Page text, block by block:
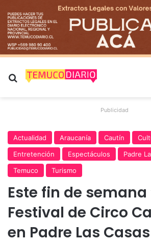
Buscar por
Publicidad
Actualidad Araucanía Cautín
Entretención
Espectáculos
Padre
Temuco
Turismo
Este fin de semana
Festival de Circo
en Padre Las Casas